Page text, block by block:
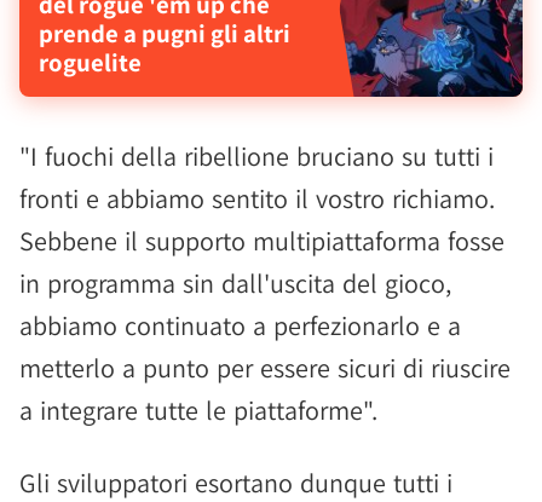
prende a pugni gli altri
roguelite
"I fuochi della ribellione bruciano su tutti i
fronti e abbiamo sentito il vostro richiamo.
Sebbene il supporto multipiattaforma fosse
in programma sin dall'uscita del gioco,
abbiamo continuato a perfezionarlo e a
metterlo a punto per essere sicuri di riuscire
a integrare tutte le piattaforme".
Gli sviluppatori esortano dunque tutti i